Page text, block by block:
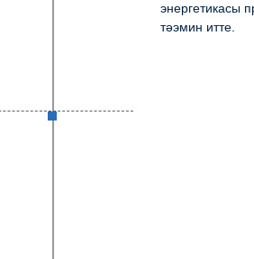
энергетикасы
тәэмин итте.